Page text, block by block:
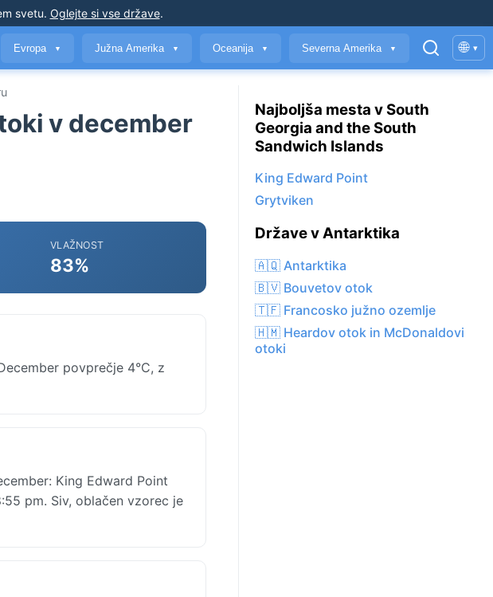
svetu. Oglejte si vse države.
Evropa ▼ Južna Amerika ▼ Oceanija ▼ Severna Amerika ▼ 🌐 ▾
v december
VLAŽNOST
83%
povprečje 4°C, z
King Edward Point
pm. Siv, oblačen vzorec je
Najboljša mesta v South
Georgia and the South
Sandwich Islands
King Edward Point
Grytviken
Države v Antarktika
🇦🇶 Antarktika
🇧🇻 Bouvetov otok
🇹🇫 Francosko južno ozemlje
🇭🇲 Heardov otok in McDonaldovi
otoki